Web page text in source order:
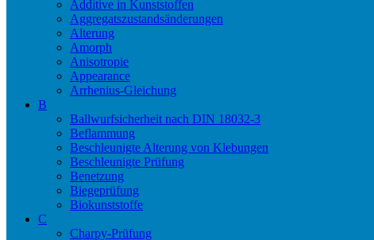
Additive in Kunststoffen
Aggregatszustandsänderungen
Alterung
Amorph
Anisotropie
Appearance
Arrhenius-Gleichung
B
Ballwurfsicherheit nach DIN 18032-3
Beflammung
Beschleunigte Alterung von Klebungen
Beschleunigte Prüfung
Benetzung
Biegeprüfung
Biokunststoffe
C
Charpy-Prüfung